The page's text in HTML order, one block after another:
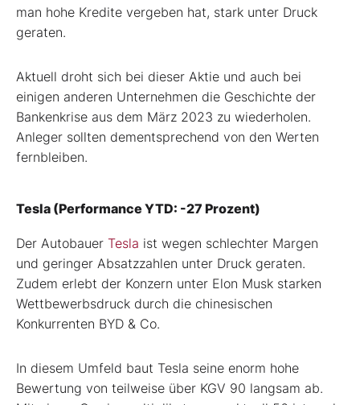
man hohe Kredite vergeben hat, stark unter Druck
geraten.
Aktuell droht sich bei dieser Aktie und auch bei
einigen anderen Unternehmen die Geschichte der
Bankenkrise aus dem März 2023 zu wiederholen.
Anleger sollten dementsprechend von den Werten
fernbleiben.
Tesla (Performance YTD: -27 Prozent)
Der Autobauer Tesla ist wegen schlechter Margen
und geringer Absatzzahlen unter Druck geraten.
Zudem erlebt der Konzern unter Elon Musk starken
Wettbewerbsdruck durch die chinesischen
Konkurrenten BYD & Co.
In diesem Umfeld baut Tesla seine enorm hohe
Bewertung von teilweise über KGV 90 langsam ab.